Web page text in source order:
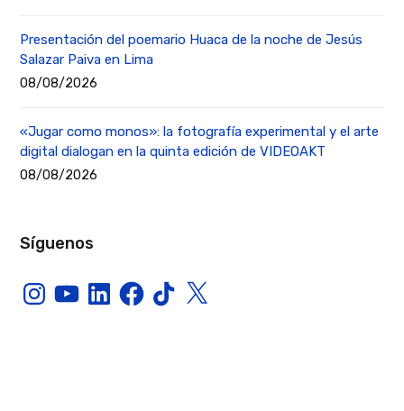
Presentación del poemario Huaca de la noche de Jesús
Salazar Paiva en Lima
08/08/2026
«Jugar como monos»: la fotografía experimental y el arte
digital dialogan en la quinta edición de VIDEOAKT
08/08/2026
Síguenos
InstagramYouTubeLinkedInFacebook
TikTokX